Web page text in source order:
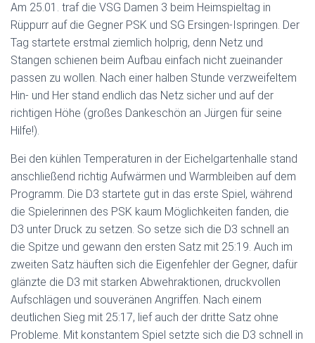
Am 25.01. traf die VSG Damen 3 beim Heimspieltag in
Rüppurr auf die Gegner PSK und SG Ersingen-Ispringen. Der
Tag startete erstmal ziemlich holprig, denn Netz und
Stangen schienen beim Aufbau einfach nicht zueinander
passen zu wollen. Nach einer halben Stunde verzweifeltem
Hin- und Her stand endlich das Netz sicher und auf der
richtigen Höhe (großes Dankeschön an Jürgen für seine
Hilfe!).
Bei den kühlen Temperaturen in der Eichelgartenhalle stand
anschließend richtig Aufwärmen und Warmbleiben auf dem
Programm. Die D3 startete gut in das erste Spiel, während
die Spielerinnen des PSK kaum Möglichkeiten fanden, die
D3 unter Druck zu setzen. So setze sich die D3 schnell an
die Spitze und gewann den ersten Satz mit 25:19. Auch im
zweiten Satz häuften sich die Eigenfehler der Gegner, dafür
glänzte die D3 mit starken Abwehraktionen, druckvollen
Aufschlägen und souveränen Angriffen. Nach einem
deutlichen Sieg mit 25:17, lief auch der dritte Satz ohne
Probleme. Mit konstantem Spiel setzte sich die D3 schnell in